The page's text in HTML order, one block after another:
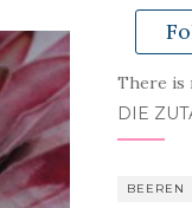
There is
DIE
BEEREN